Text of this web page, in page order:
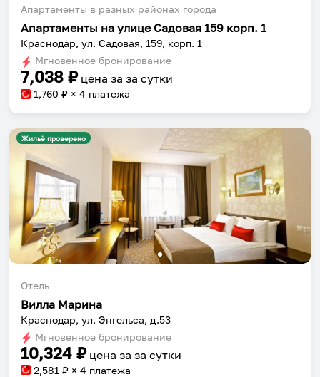
Апартаменты в разных районах города
Апартаменты на улице Садовая 159 корп. 1
Краснодар, ул. Садовая, 159, корп. 1
Мгновенное бронирование
7,038 ₽ цена за за сутки
1,760 ₽ × 4 платежа
Жильё проверено
Отель
Вилла Марина
Краснодар, ул. Энгельса, д.53
Мгновенное бронирование
10,324 ₽ цена за за сутки
2,581 ₽ × 4 платежа